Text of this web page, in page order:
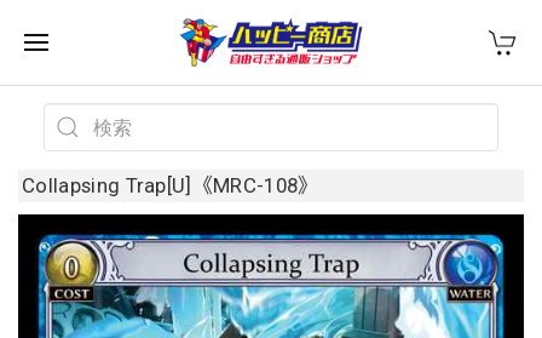
Collapsing Trap[U]《MRC-108》